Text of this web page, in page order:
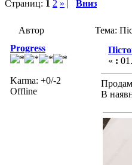
Страниц: 1 2 » | Вниз
Автор
Тема:
Progress
Karma: +0/-2
Offline
« :
Продам
В